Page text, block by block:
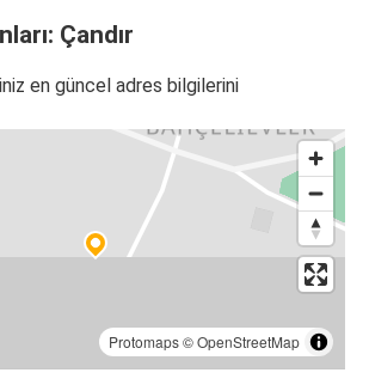
Çandır
en güncel adres bilgilerini
Protomaps©OpenStreetMap